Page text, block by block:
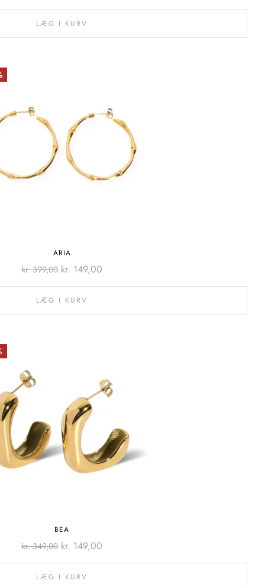
LÆG I KURV
ARIA
kr.399,00 kr. 149,00
LÆG I KURV
BEA
kr.349,00 kr. 149,00
LÆG I KURV